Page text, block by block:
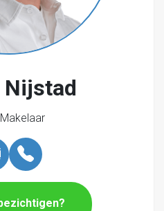
aan sleuteloverdracht een
een waarborgsom te
huur te
ROZ-model (Raad voor
daarbij behorende
recente versie).
Nijstad